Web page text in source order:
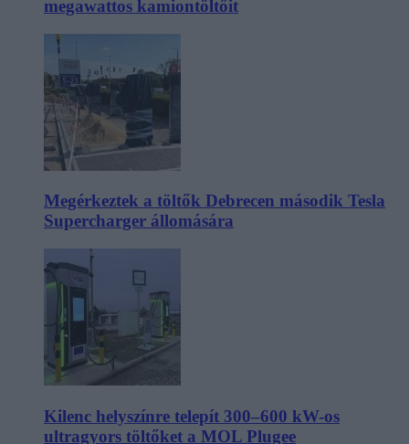
megawattos kamiontöltőit
Megérkeztek a töltők Debrecen második Tesla
Supercharger állomására
Kilenc helyszínre telepít 300–600 kW-os
ultragyors töltőket a MOL Plugee